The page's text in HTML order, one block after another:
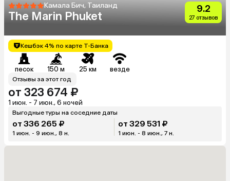
Камала Бич, Таиланд
The Marin Phuket
9.2
27 отзывов
Кешбэк 4% по карте Т-Банка
песок 150 м 25 км везде
Отзывы за этот год
от 323 674 ₽
1 июн. - 7 июн., 6 ночей
Выгодные туры на соседние даты
от 336 265 ₽
1 июн. - 9 июн., 8 н.
от 329 531 ₽
1 июн. - 8 июн., 7 н.